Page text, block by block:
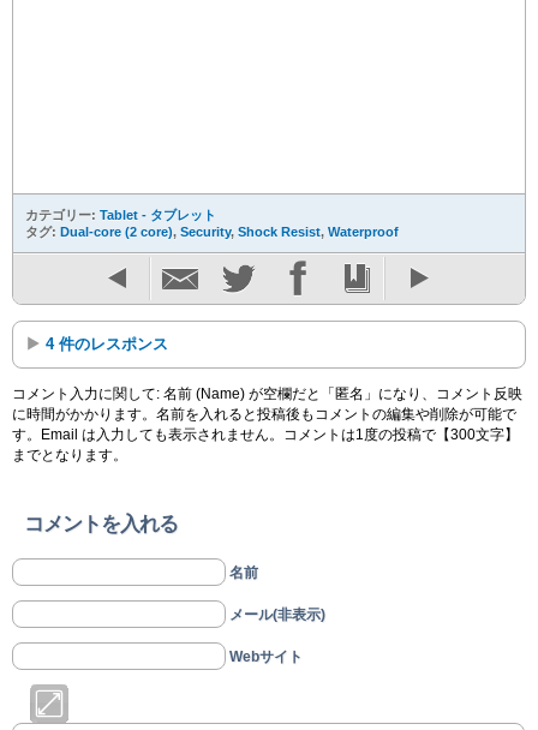
カテゴリー: Tablet - タブレット
タグ: Dual-core (2 core), Security, Shock Resist, Waterproof
4 件のレスポンス
コメント入力に関して: 名前 (Name) が空欄だと「匿名」になり、コメント反映
に時間がかかります。名前を入れると投稿後もコメントの編集や削除が可能で
す。Email は入力しても表示されません。コメントは1度の投稿で【300文字】
までとなります。
コメントを入れる
名前
メール(非表示)
Webサイト